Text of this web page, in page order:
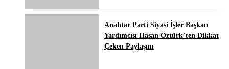
Anahtar Parti Siyasi İşler Başkan
Yardımcısı Hasan Öztürk’ten Dikkat
Çeken Paylaşım